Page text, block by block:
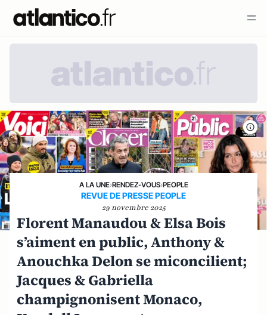
A LA UNE›RENDEZ-VOUS›PEOPLE
REVUE DE PRESSE PEOPLE
29 novembre 2025
Florent Manaudou & Elsa Bois
s’aiment en public, Anthony &
Anouchka Delon se miconcilient;
Jacques & Gabriella
champignonisent Monaco,